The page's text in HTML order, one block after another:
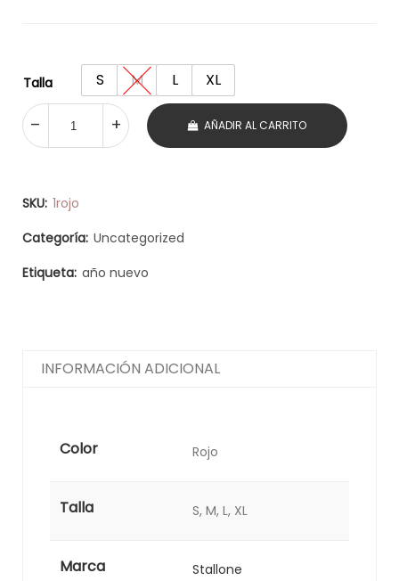
Talla S M L XL
AÑADIR AL CARRITO
SKU: 1rojo
Categoría: Uncategorized
Etiqueta: año nuevo
INFORMACIÓN ADICIONAL
Color Rojo
Talla S, M, L, XL
Marca Stallone